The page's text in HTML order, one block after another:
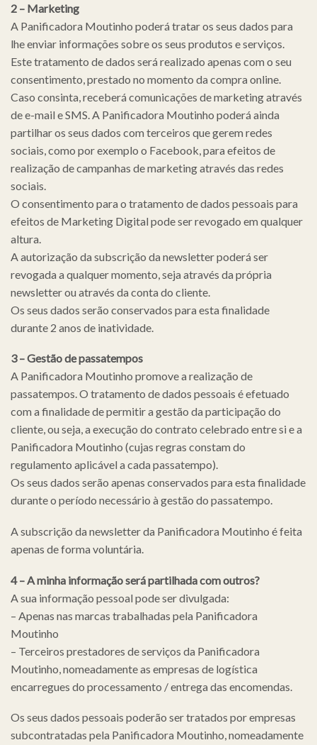
2 – Marketing
A Panificadora Moutinho poderá tratar os seus dados para
lhe enviar informações sobre os seus produtos e serviços.
Este tratamento de dados será realizado apenas com o seu
consentimento, prestado no momento da compra online.
Caso consinta, receberá comunicações de marketing através
de e-mail e SMS. A Panificadora Moutinho poderá ainda
partilhar os seus dados com terceiros que gerem redes
sociais, como por exemplo o Facebook, para efeitos de
realização de campanhas de marketing através das redes
sociais.
O consentimento para o tratamento de dados pessoais para
efeitos de Marketing Digital pode ser revogado em qualquer
altura.
A autorização da subscrição da newsletter poderá ser
revogada a qualquer momento, seja através da própria
newsletter ou através da conta do cliente.
Os seus dados serão conservados para esta finalidade
durante 2 anos de inatividade.
3 – Gestão de passatempos
A Panificadora Moutinho promove a realização de
passatempos. O tratamento de dados pessoais é efetuado
com a finalidade de permitir a gestão da participação do
cliente, ou seja, a execução do contrato celebrado entre si e a
Panificadora Moutinho (cujas regras constam do
regulamento aplicável a cada passatempo).
Os seus dados serão apenas conservados para esta finalidade
durante o período necessário à gestão do passatempo.
A subscrição da newsletter da Panificadora Moutinho é feita
apenas de forma voluntária.
4 – A minha informação será partilhada com outros?
A sua informação pessoal pode ser divulgada:
– Apenas nas marcas trabalhadas pela Panificadora
Moutinho
– Terceiros prestadores de serviços da Panificadora
Moutinho, nomeadamente as empresas de logística
encarregues do processamento / entrega das encomendas.
Os seus dados pessoais poderão ser tratados por empresas
subcontratadas pela Panificadora Moutinho, nomeadamente